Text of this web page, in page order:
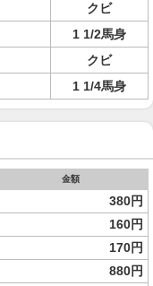
クビ
1 1/2馬身
クビ
1 1/4馬身
金額
380円
160円
170円
880円